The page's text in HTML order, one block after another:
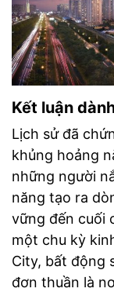
Kết luận
Lịch sử đã
khủng hoảng
những người
năng tạo ra
vững đến cuối
một chu kỳ
City, bất động
đơn thuần là